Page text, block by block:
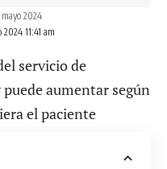
11:41 am
2024
servicio de
aumentar según
el paciente